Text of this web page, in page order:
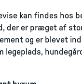
kan findes hos
der er præget af
og er blevet
legeplads,